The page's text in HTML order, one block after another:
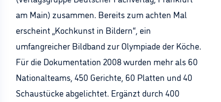
am Main) zusammen. Bereits zum achten Mal
erscheint „Kochkunst in Bildern“, ein
umfangreicher Bildband zur Olympiade der Köche.
Für die Dokumentation 2008 wurden mehr als 60
Nationalteams, 450 Gerichte, 60 Platten und 40
Schaustücke abgelichtet. Ergänzt durch 400